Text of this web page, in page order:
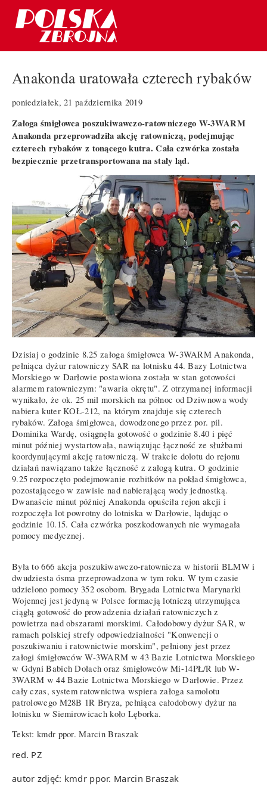
Anakonda uratowała czterech rybaków
poniedziałek, 21 października 2019
Załoga śmigłowca poszukiwawczo-ratowniczego W-3WARM
Anakonda przeprowadziła akcję ratowniczą, podejmując
czterech rybaków z tonącego kutra. Cała czwórka została
bezpiecznie przetransportowana na stały ląd.
Dzisiaj o godzinie 8.25 załoga śmigłowca W-3WARM Anakonda,
pełniąca dyżur ratowniczy SAR na lotnisku 44. Bazy Lotnictwa
Morskiego w Darłowie postawiona została w stan gotowości
alarmem ratowniczym: "awaria okrętu". Z otrzymanej informacji
wynikało, że ok. 25 mil morskich na północ od Dziwnowa wody
nabiera kuter KOŁ-212, na którym znajduje się czterech
rybaków. Załoga śmigłowca, dowodzonego przez por. pil.
Dominika Wardę, osiągnęła gotowość o godzinie 8.40 i pięć
minut później wystartowała, nawiązując łączność ze służbami
koordynującymi akcję ratowniczą. W trakcie dolotu do rejonu
działań nawiązano także łączność z załogą kutra. O godzinie
9.25 rozpoczęto podejmowanie rozbitków na pokład śmigłowca,
pozostającego w zawisie nad nabierającą wody jednostką.
Dwanaście minut później Anakonda opuściła rejon akcji i
rozpoczęła lot powrotny do lotniska w Darłowie, lądując o
godzinie 10.15. Cała czwórka poszkodowanych nie wymagała
pomocy medycznej.
Była to 666 akcja poszukiwawczo-ratownicza w historii BLMW i
dwudziesta ósma przeprowadzona w tym roku. W tym czasie
udzielono pomocy 352 osobom. Brygada Lotnictwa Marynarki
Wojennej jest jedyną w Polsce formacją lotniczą utrzymująca
ciągłą gotowość do prowadzenia działań ratowniczych z
powietrza nad obszarami morskimi. Całodobowy dyżur SAR, w
ramach polskiej strefy odpowiedzialności "Konwencji o
poszukiwaniu i ratownictwie morskim", pełniony jest przez
załogi śmigłowców W-3WARM w 43 Bazie Lotnictwa Morskiego
w Gdyni Babich Dołach oraz śmigłowców Mi-14PŁ/R lub W-
3WARM w 44 Bazie Lotnictwa Morskiego w Darłowie. Przez
cały czas, system ratownictwa wspiera załoga samolotu
patrolowego M28B 1R Bryza, pełniąca całodobowy dyżur na
lotnisku w Siemirowicach koło Lęborka.
Tekst: kmdr ppor. Marcin Braszak
red. PZ
autor zdjęć: kmdr ppor. Marcin Braszak